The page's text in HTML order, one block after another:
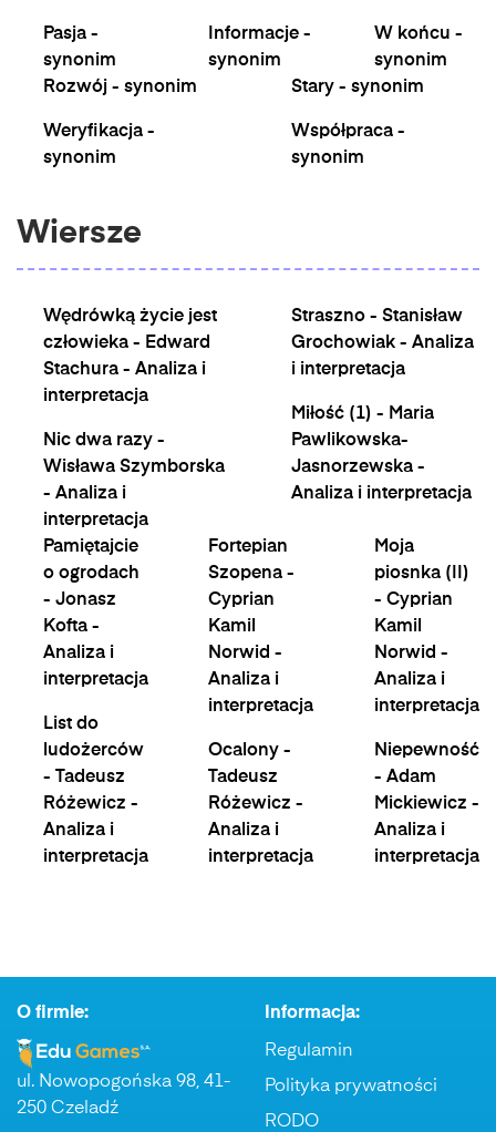
Pasja -
synonim
Informacje -
synonim
W końcu -
synonim
Rozwój - synonim
Weryfikacja -
synonim
Stary - synonim
Współpraca -
synonim
Wiersze
Wędrówką życie jest
człowieka - Edward
Stachura - Analiza i
interpretacja
Nic dwa razy -
Wisława Szymborska
- Analiza i
interpretacja
Straszno - Stanisław
Grochowiak - Analiza
i interpretacja
Miłość (1) - Maria
Pawlikowska-
Jasnorzewska -
Analiza i interpretacja
Pamiętajcie
o ogrodach
- Jonasz
Kofta -
Analiza i
interpretacja
List do
ludożerców
- Tadeusz
Różewicz -
Analiza i
interpretacja
Fortepian
Szopena -
Cyprian
Kamil
Norwid -
Analiza i
interpretacja
Ocalony -
Tadeusz
Różewicz -
Analiza i
interpretacja
Moja
piosnka (II)
- Cyprian
Kamil
Norwid -
Analiza i
interpretacja
Niepewność
- Adam
Mickiewicz -
Analiza i
interpretacja
O firmie:
ul. Nowopogońska 98, 41-
250 Czeladź
Informacja:
Regulamin
Polityka prywatności
RODO